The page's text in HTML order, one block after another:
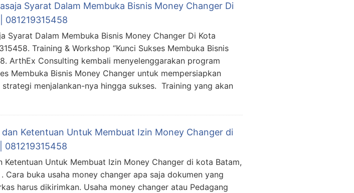
Syarat Dalam Membuka Bisnis Money Changer Di
081219315458
Syarat Dalam Membuka Bisnis Money Changer Di Kota
Training & Workshop “Kunci Sukses Membuka Bisnis
ArthEx Consulting kembali menyelenggarakan program
Membuka Bisnis Money Changer untuk mempersiapkan
menjalankan-nya hingga sukses. Training yang akan
Ketentuan Untuk Membuat Izin Money Changer di
081219315458
Ketentuan Untuk Membuat Izin Money Changer di kota Batam,
Cara buka usaha money changer apa saja dokumen yang
harus dikirimkan. Usaha money changer atau Pedagang